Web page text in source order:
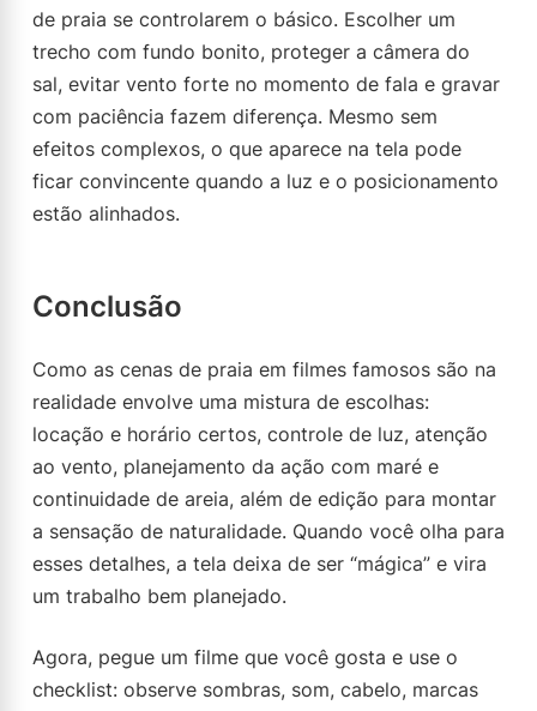
de praia se controlarem o básico. Escolher um
trecho com fundo bonito, proteger a câmera do
sal, evitar vento forte no momento de fala e gravar
com paciência fazem diferença. Mesmo sem
efeitos complexos, o que aparece na tela pode
ficar convincente quando a luz e o posicionamento
estão alinhados.
Conclusão
Como as cenas de praia em filmes famosos são na
realidade envolve uma mistura de escolhas:
locação e horário certos, controle de luz, atenção
ao vento, planejamento da ação com maré e
continuidade de areia, além de edição para montar
a sensação de naturalidade. Quando você olha para
esses detalhes, a tela deixa de ser “mágica” e vira
um trabalho bem planejado.
Agora, pegue um filme que você gosta e use o
checklist: observe sombras, som, cabelo, marcas